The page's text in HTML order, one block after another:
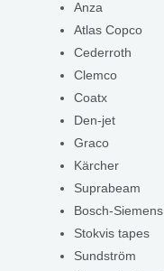
Anza
Atlas Copco
Cederroth
Clemco
Coatx
Den-jet
Graco
Kärcher
Suprabeam
Bosch-Siemens
Stokvis tapes
Sundström